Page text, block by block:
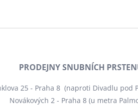
PRODEJNY SNUBNÍCH
25 - Praha 8 (naproti Divadlu pod
Novákových 2 - Praha 8 (u metra